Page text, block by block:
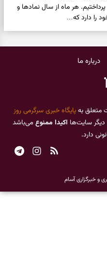
هر ماه از سال نمادها و
را دارد که…
درباره ما
متعلق بهپایگاه خبری سرگرمی روز
سایت‌ها اکیدا ممنوع می‌باشد
دارد.
و خبرگزاری آسام